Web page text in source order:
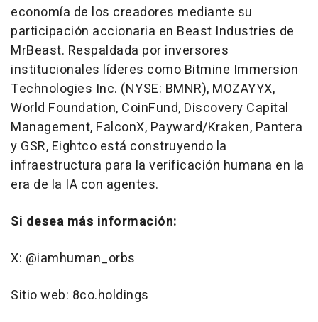
economía de los creadores mediante su
participación accionaria en Beast Industries de
MrBeast. Respaldada por inversores
institucionales líderes como Bitmine Immersion
Technologies Inc. (NYSE: BMNR), MOZAYYX,
World Foundation, CoinFund, Discovery Capital
Management, FalconX, Payward/Kraken, Pantera
y GSR, Eightco está construyendo la
infraestructura para la verificación humana en la
era de la IA con agentes.
Si desea más información:
X: @iamhuman_orbs
Sitio web: 8co.holdings